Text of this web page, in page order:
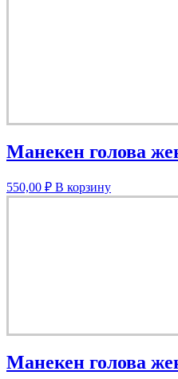
Манекен голова
550,00 ₽ В корзину
Манекен голова